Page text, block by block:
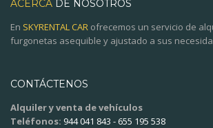
ACERCA DE NOSOTROS
En SKYRENTAL CAR ofrecemos un servicio de
furgonetas asequible y ajustado a sus
CONTÁCTENOS
Alquiler y venta de vehículos
Teléfonos: 944 041 843 - 655 195 538